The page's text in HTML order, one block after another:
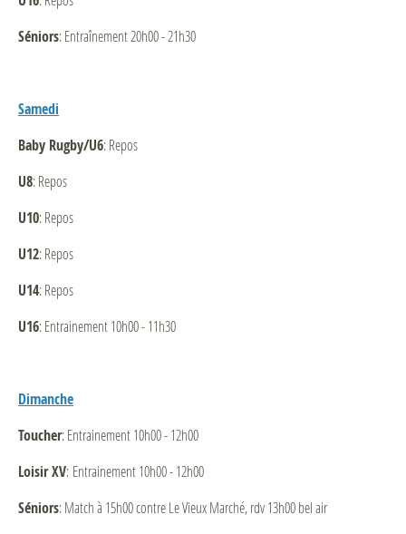
Séniors: Entraînement 20h00 - 21h30
Samedi
Baby Rugby/U6: Repos
U8: Repos
U10: Repos
U12: Repos
U14: Repos
U16: Entrainement 10h00 - 11h30
Dimanche
Toucher: Entrainement 10h00 - 12h00
Loisir XV: Entrainement 10h00 - 12h00
Séniors: Match à 15h00 contre Le Vieux Marché, rdv 13h00 bel air